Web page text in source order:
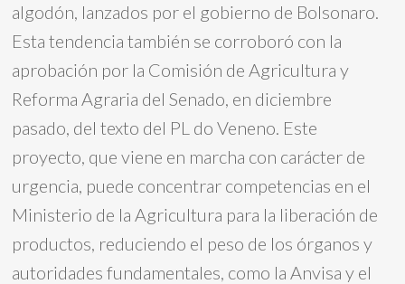
algodón, lanzados por el gobierno de Bolsonaro.
Esta tendencia también se corroboró con la
aprobación por la Comisión de Agricultura y
Reforma Agraria del Senado, en diciembre
pasado, del texto del PL do Veneno. Este
proyecto, que viene en marcha con carácter de
urgencia, puede concentrar competencias en el
Ministerio de la Agricultura para la liberación de
productos, reduciendo el peso de los órganos y
autoridades fundamentales, como la Anvisa y el